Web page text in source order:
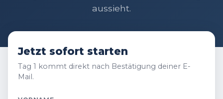
aussieht.
Jetzt sofort starten
Tag 1 kommt direkt nach Bestätigung deiner E-
Mail.